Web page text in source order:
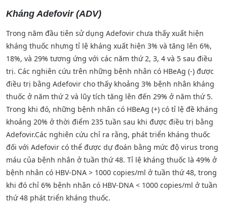
Kháng Adefovir (ADV)
Trong năm đầu tiên sử dụng Adefovir chưa thấy xuất hiện
kháng thuốc nhưng tỉ lệ kháng xuất hiện 3% và tăng lên 6%,
18%, và 29% tương ứng với các năm thứ 2, 3, 4 và 5 sau điều
trị. Các nghiên cứu trên những bệnh nhân có HBeAg (-) được
điều trị bằng Adefovir cho thấy khoảng 3% bệnh nhân kháng
thuốc ở năm thứ 2 và lũy tích tăng lên đến 29% ở năm thứ 5.
Trong khi đó, những bệnh nhân có HBeAg (+) có tỉ lệ đề kháng
khoảng 20% ở thời điểm 235 tuần sau khi được điều trị bằng
Adefovir.Các nghiên cứu chỉ ra rằng, phát triển kháng thuốc
đối với Adefovir có thể được dự đoán bằng mức độ virus trong
máu của bệnh nhân ở tuần thứ 48. Tỉ lệ kháng thuốc là 49% ở
bệnh nhân có HBV-DNA > 1000 copies/ml ở tuần thứ 48, trong
khi đó chỉ 6% bệnh nhân có HBV-DNA < 1000 copies/ml ở tuần
thứ 48 phát triển kháng thuốc.